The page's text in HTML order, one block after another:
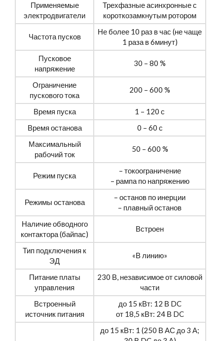
Применяемые
электродвигатели
Трехфазные асинхронные с
короткозамкнутым ротором
Частота пусков
Не более 10 раз в час (не чаще
1 раза в 6минут)
Пусковое
напряжение
30 – 80 %
Ограничение
пускового тока
200 – 600 %
Время пуска
1 – 120 с
Время останова
0 – 60 с
Максимальный
рабочий ток
50 – 600 %
Режим пуска
– токоограничение
– рампа по напряжению
Режимы останова
– останов по инерции
– плавный останов
Наличие обводного
контактора (байпас)
Встроен
Тип подключения к
ЭД
«В линию»
Питание платы
управления
230 В, независимое от силовой
части
Встроенный
источник питания
до 15 кВт: 12 В DC
от 18,5 кВт: 24 В DC
до 15 кВт: 1 (250 В АС до 3 А;